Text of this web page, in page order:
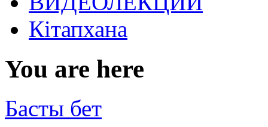
Кітапхана
You are here
Басты бет